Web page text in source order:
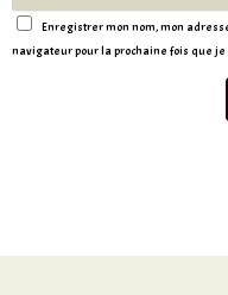
Enregistrer mon nom, mon
navigateur pour la prochaine fois que